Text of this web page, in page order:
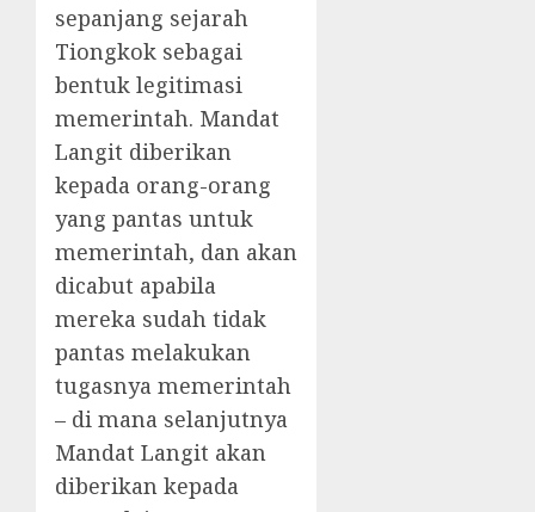
sepanjang sejarah
Tiongkok sebagai
bentuk legitimasi
memerintah. Mandat
Langit diberikan
kepada orang-orang
yang pantas untuk
memerintah, dan akan
dicabut apabila
mereka sudah tidak
pantas melakukan
tugasnya memerintah
– di mana selanjutnya
Mandat Langit akan
diberikan kepada